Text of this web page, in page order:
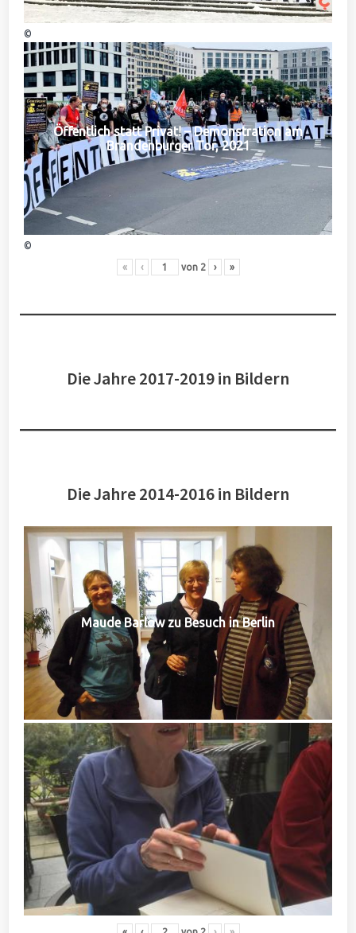
©
Öffentlich statt Privat! – Demonstration am
Brandenburger Tor, 2021
©
« ‹ von 2 › »
Die Jahre 2017-2019 in Bildern
Die Jahre 2014-2016 in Bildern
Maude Barlow zu Besuch in Berlin